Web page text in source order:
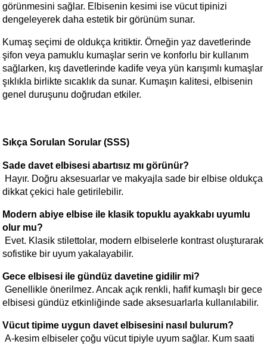
görünmesini sağlar. Elbisenin kesimi ise vücut tipinizi
dengeleyerek daha estetik bir görünüm sunar.
Kumaş seçimi de oldukça kritiktir. Örneğin yaz davetlerinde
şifon veya pamuklu kumaşlar serin ve konforlu bir kullanım
sağlarken, kış davetlerinde kadife veya yün karışımlı kumaşlar
şıklıkla birlikte sıcaklık da sunar. Kumaşın kalitesi, elbisenin
genel duruşunu doğrudan etkiler.
Sıkça Sorulan Sorular (SSS)
Sade davet elbisesi abartısız mı görünür?
dikkat çekici hale getirilebilir.
Modern abiye elbise ile klasik topuklu ayakkabı uyumlu
olur mu?
sofistike bir uyum yakalayabilir.
Gece elbisesi ile gündüz davetine gidilir mi?
Genellikle önerilmez. Ancak açık renkli, hafif kumaşlı bir gece
elbisesi gündüz etkinliğinde sade aksesuarlarla kullanılabilir.
Vücut tipime uygun davet elbisesini nasıl bulurum?
A-kesim elbiseler çoğu vücut tipiyle uyum sağlar. Kum saati